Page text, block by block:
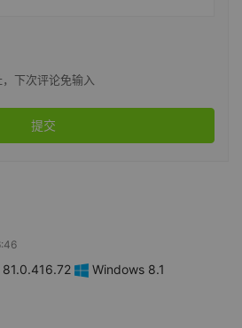
下次评论免输入
提交
Windows 8.1